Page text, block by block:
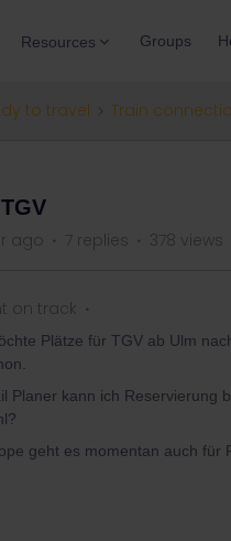
Resources Groups
to travel Train
ago 7 replies 378 views
on track
Plätze für TGV ab Ulm
Planer kann ich Reservierung
geht es momentan auch